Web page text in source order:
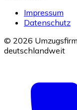
Impressum
Datenschutz
© 2026
deutschlandweit